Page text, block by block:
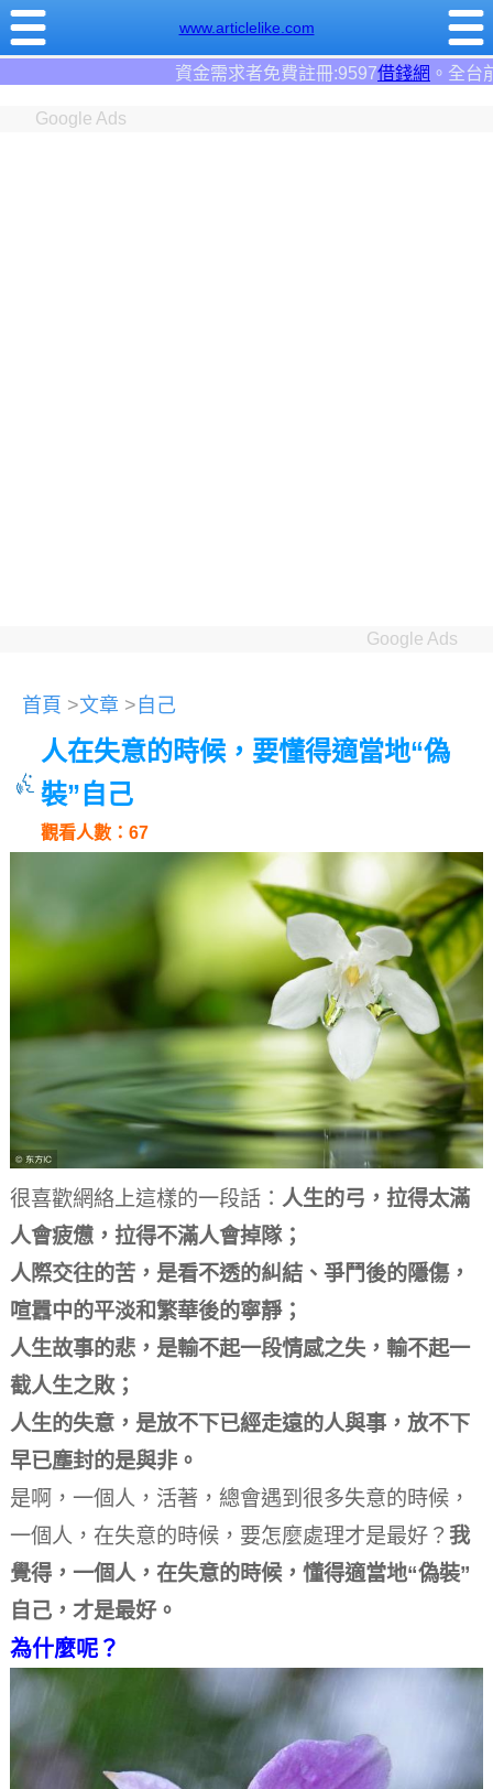
www.articlelike.com
借錢網。全台前三大借錢網站！
Google Ads
Google Ads
首頁 >文章 > 自己
人在失意的時候，要懂得適當地“偽
裝”自己
觀看人數：67
很喜歡網絡上這樣的一段話： 人生的弓，拉得太滿
人會疲憊，拉得不滿人會掉隊；
人際交往的苦，是看不透的糾結、爭鬥後的隱傷，
喧囂中的平淡和繁華後的寧靜；
人生故事的悲，是輸不起一段情感之失，輸不起一
截人生之敗；
人生的失意，是放不下已經走遠的人與事，放不下
早已塵封的是與非。
是啊，一個人，活著，總會遇到很多失意的時候，
一個人，在失意的時候，要怎麼處理才是最好？ 我
覺得，一個人，在失意的時候，懂得適當地“偽裝”
自己，才是最好。
為什麼呢？